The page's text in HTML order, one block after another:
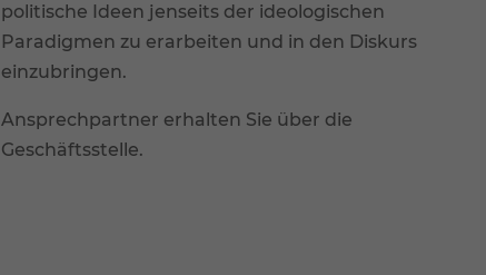
politische Ideen jenseits der ideologischen
Paradigmen zu erarbeiten und in den Diskurs
einzubringen.
Ansprechpartner erhalten Sie über die
Geschäftsstelle.